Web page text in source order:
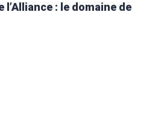
l’Alliance : le domaine de